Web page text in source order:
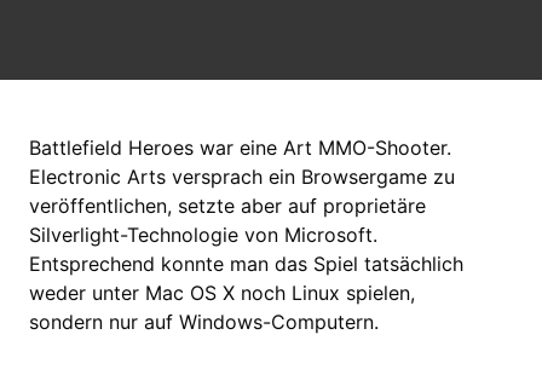
Battlefield Heroes war eine Art MMO-Shooter.
Electronic Arts versprach ein Browsergame zu
veröffentlichen, setzte aber auf proprietäre
Silverlight-Technologie von Microsoft.
Entsprechend konnte man das Spiel tatsächlich
weder unter Mac OS X noch Linux spielen,
sondern nur auf Windows-Computern.